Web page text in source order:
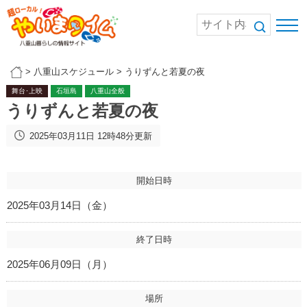
> 八重山スケジュール> うりずんと若夏の夜
舞台･上映 石垣島 八重山全般
うりずんと若夏の夜
2025年03月11日 12時48分更新
開始日時
2025年03月14日（金）
終了日時
2025年06月09日（月）
場所